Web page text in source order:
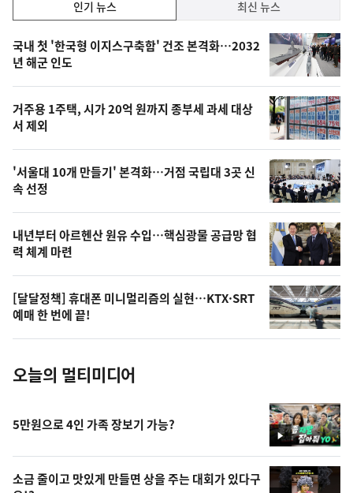
기,
최
신,
오
늘
의
영
상
오
늘
의
사
진
인기 뉴스 최신 뉴스
기
뉴
스
국내 첫 '한국형 이지스구축함' 건조 본격화…2032
년 해군 인도
거주용 1주택, 시가 20억 원까지 종부세 과세 대상
서 제외
'서울대 10개 만들기' 본격화…거점 국립대 3곳 신
속 선정
내년부터 아르헨산 원유 수입…핵심광물 공급망 협
력 체계 마련
[달달정책] 휴대폰 미니멀리즘의 실현…KTX·SRT
예매 한 번에 끝!
오늘의 멀티미디어
영
상
5만원으로 4인 가족 장보기 가능?
소금 줄이고 맛있게 만들면 상을 주는 대회가 있다구